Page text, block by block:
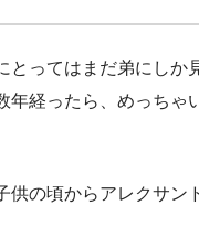
とってはまだ弟にしか
年経ったら、めっちゃ
供の頃からアレクサン